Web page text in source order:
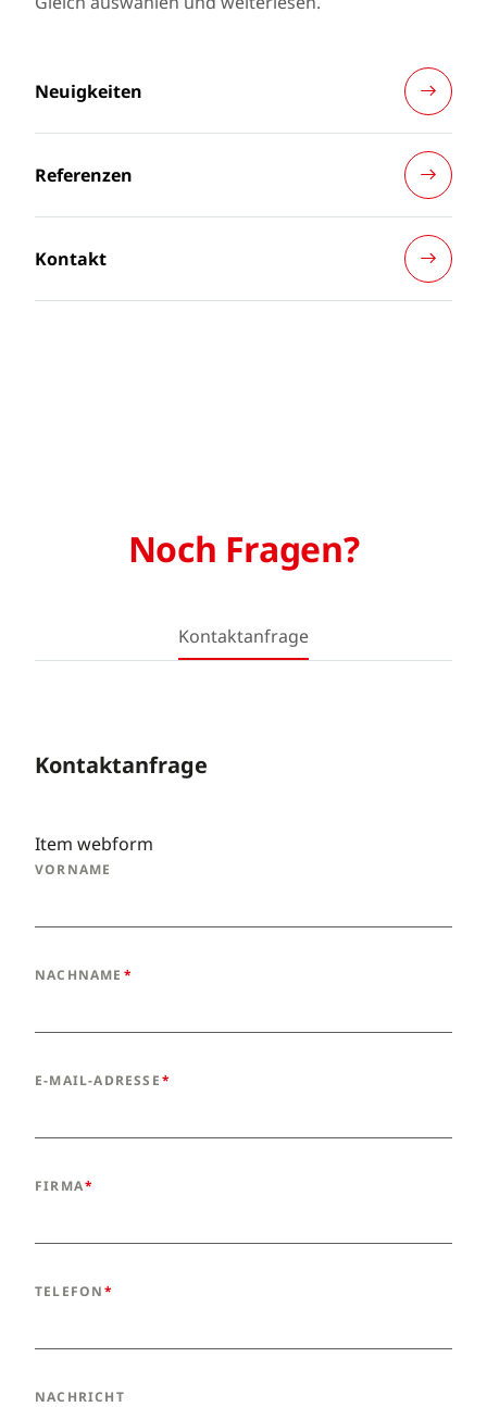
Neuigkeiten
Referenzen
Kontakt
Noch Fragen?
Kontaktanfrage
Kontaktanfrage
Item webform
VORNAME
NACHNAME
E-MAIL-ADRESSE
FIRMA
TELEFON
NACHRICHT